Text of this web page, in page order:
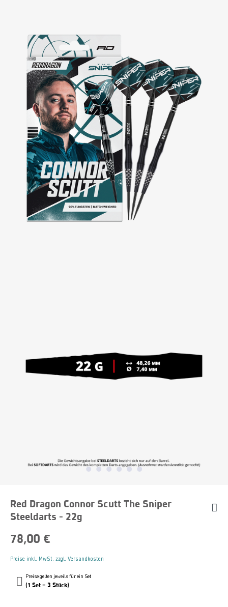
Red Dragon Connor Scutt The Sniper
Steeldarts - 22g
78,00 €
Preise inkl. MwSt. zzgl. Versandkosten
Preise gelten jeweils für ein Set
(1 Set = 3 Stück)